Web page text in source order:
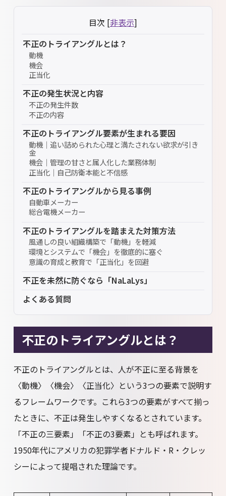
目次 [非表示]
不正のトライアングルとは？
動機
機会
正当化
不正の発生状況と内容
不正の発生件数
不正の内容
不正のトライアングル要素が生まれる要因
動機｜追い詰められた心理と満たされない欲求が引き
金
機会｜管理の甘さと属人化した業務体制
正当化｜自己防衛本能と不信感
不正のトライアングルから見る事例
自動車メーカー
総合電機メーカー
不正のトライアングルを踏まえた対策方法
風通しの良い組織構築で「動機」を軽減
環境とシステムで「機会」を徹底的に塞ぐ
意識の育成と教育で「正当化」を回避
不正を未然に防ぐなら「NaLaLys」
よくある質問
不正のトライアングルとは？
不正のトライアングルとは、人が不正に至る背景を
〈動機〉〈機会〉〈正当化〉という3つの要素で説明す
るフレームワークです。これら3つの要素がすべて揃っ
たときに、不正は発生しやすくなるとされています。
「不正の三要素」「不正の3要素」とも呼ばれます。
1950年代にアメリカの犯罪学者ドナルド・R・クレッ
シーによって提唱された理論です。